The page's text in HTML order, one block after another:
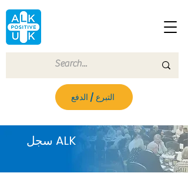
التبرع / الدفع
ينضم سجل ALK